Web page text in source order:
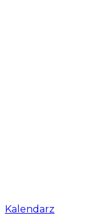
Kalendarz